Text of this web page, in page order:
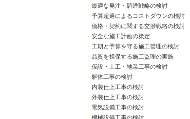
・ 最適な発注・調達戦略の検討
・ 予算超過によるコストダウンの検討
・ 価格・契約に関する交渉戦略の検討
・ 安全な施工計画の策定
・ 工期と予算を守る施工管理の検討
・ 品質を担保する施工監理の実施
・ 仮設・土工・地業工事の検討
・ 躯体工事の検討
・ 内装仕上工事の検討
・ 外装仕上工事の検討
・ 電気設備工事の検討
・ 機械設備工事の検討